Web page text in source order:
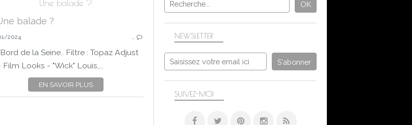
PROJET 52-2024
PROJET52DEMA
FLEURS
POST-TRAITEMENT
Une balade ?
PAYSAGES
LA SEINE
MANTES-LA-JOLIE
2024 …
de la Seine.. Filtre : Topaz Adjust
Film Looks - "Wick" Louis,...
EN SAVOIR PLUS
NEWSLETTER
SUIVEZ-MOI